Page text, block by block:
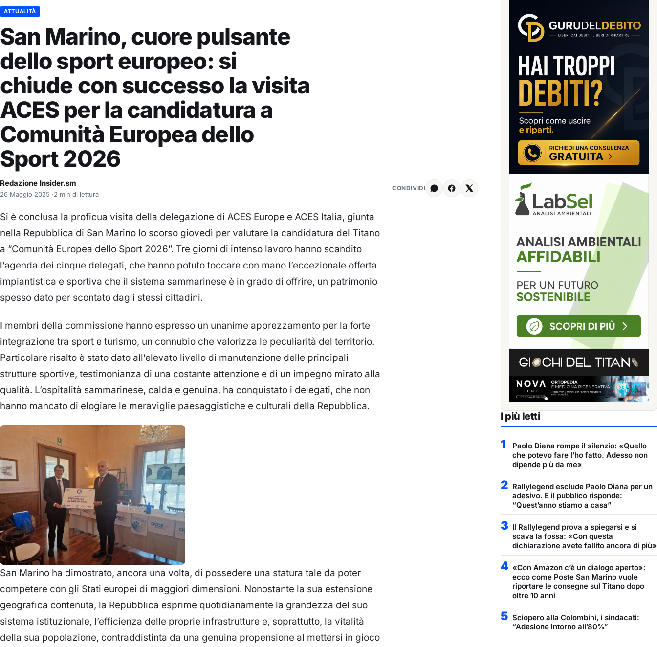
ATTUALITÀ
San Marino, cuore pulsante
dello sport europeo: si
chiude con successo la visita
ACES per la candidatura a
Comunità Europea dello
Sport 2026
Redazione Insider.sm
26 Maggio 2025 ·2 min di lettura
CONDIVIDI
Si è conclusa la proficua visita della delegazione di ACES Europe e ACES Italia, giunta
nella Repubblica di San Marino lo scorso giovedì per valutare la candidatura del Titano
a “Comunità Europea dello Sport 2026”. Tre giorni di intenso lavoro hanno scandito
l’agenda dei cinque delegati, che hanno potuto toccare con mano l’eccezionale offerta
impiantistica e sportiva che il sistema sammarinese è in grado di offrire, un patrimonio
spesso dato per scontato dagli stessi cittadini.
I membri della commissione hanno espresso un unanime apprezzamento per la forte
integrazione tra sport e turismo, un connubio che valorizza le peculiarità del territorio.
Particolare risalto è stato dato all’elevato livello di manutenzione delle principali
strutture sportive, testimonianza di una costante attenzione e di un impegno mirato alla
qualità. L’ospitalità sammarinese, calda e genuina, ha conquistato i delegati, che non
hanno mancato di elogiare le meraviglie paesaggistiche e culturali della Repubblica.
San Marino ha dimostrato, ancora una volta, di possedere una statura tale da poter
competere con gli Stati europei di maggiori dimensioni. Nonostante la sua estensione
geografica contenuta, la Repubblica esprime quotidianamente la grandezza del suo
sistema istituzionale, l’efficienza delle proprie infrastrutture e, soprattutto, la vitalità
della sua popolazione, contraddistinta da una genuina propensione al mettersi in gioco
I più letti
1
Paolo Diana rompe il silenzio: «Quello
che potevo fare l’ho fatto. Adesso non
dipende più da me»
2 Rallylegend esclude Paolo Diana per un
adesivo. E il pubblico risponde:
“Quest’anno stiamo a casa”
3 Il Rallylegend prova a spiegarsi e si
scava la fossa: «Con questa
dichiarazione avete fallito ancora di più»
4 «Con Amazon c’è un dialogo aperto»:
ecco come Poste San Marino vuole
riportare le consegne sul Titano dopo
oltre 10 anni
5 Sciopero alla Colombini, i sindacati:
“Adesione intorno all’80%”